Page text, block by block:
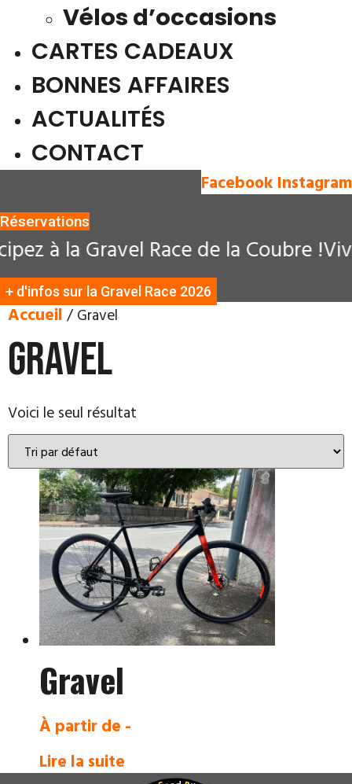
Vélos d’occasions
CARTES CADEAUX
BONNES AFFAIRES
ACTUALITÉS
CONTACT
Facebook Instagram
Réservations
à la Gravel Race de la Coubre !
+ d'infos sur la Gravel Race 2026
Accueil/ Gravel
Gravel
Voici le seul résultat
Gravel
À partir de -
Lire la suite